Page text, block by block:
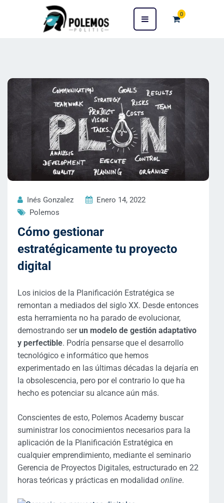
0
Inés Gonzalez
Enero 14, 2022
Polemos
Cómo gestionar
estratégicamente tu proyecto
digital
Los inicios de la Planificación Estratégica se
remontan a mediados del siglo XX. Desde entonces
esta herramienta no ha parado de evolucionar,
demostrando serun modelo de gestión adaptativo
y perfectible. Podría pensarse que el desarrollo
tecnológico e informático que hemos
experimentado en las últimas décadas la dejaría en
la obsolescencia, pero por el contrario lo que ha
hecho es potenciar su alcance aún más.
Conscientes de esto, Polemos Academy buscar
suministrar los conocimientos necesarios para la
aplicación de la Planificación Estratégica en
cualquier emprendimiento, mediante el seminario
Gerencia de Proyectos Digitales, estructurado en 22
horas teóricas y prácticas en modalidad online.